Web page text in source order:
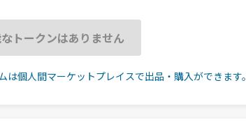
トークンはありません
は個人間マーケットプレイスで出品・購入ができます。